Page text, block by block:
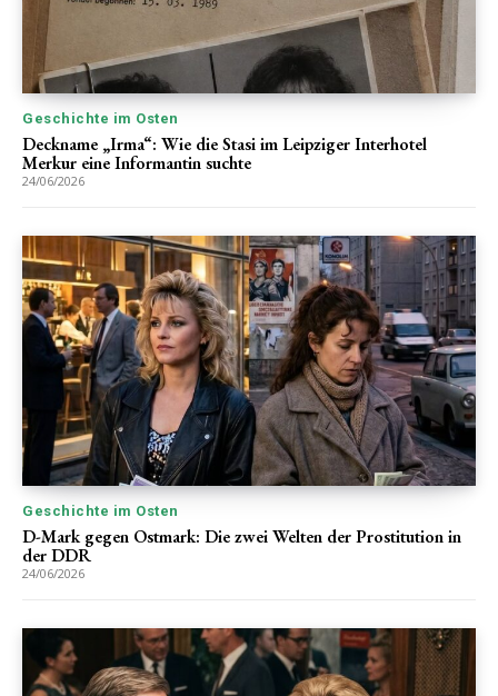
Geschichte im Osten
Deckname „Irma“: Wie die Stasi im Leipziger Interhotel
Merkur eine Informantin suchte
24/06/2026
Geschichte im Osten
D-Mark gegen Ostmark: Die zwei Welten der Prostitution in
der DDR
24/06/2026